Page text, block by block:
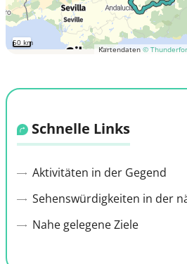
Kartendaten ©
50 km
Schnelle Links
Aktivitäten in der Gegend
Sehenswürdigkeiten in der
Nahe gelegene Ziele